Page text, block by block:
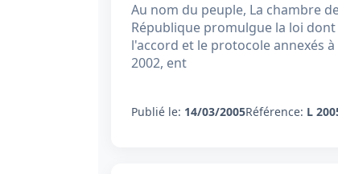
Au nom du peuple, La chambre
République promulgue la loi
l'accord et le protocole annexés
2002, ent
Publié le: 14/03/2005Référence: L